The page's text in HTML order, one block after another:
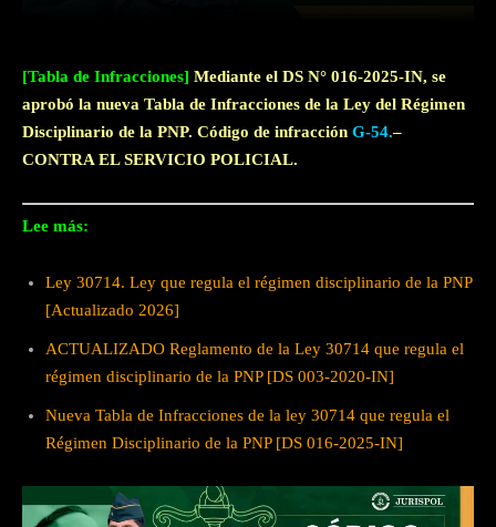
[Tabla de Infracciones] Mediante el DS N° 016-2025-IN, se
aprobó la nueva Tabla de Infracciones de la Ley del Régimen
Disciplinario de la PNP. Código de infracción G-54.–
CONTRA EL SERVICIO POLICIAL.
Lee más:
Ley 30714. Ley que regula el régimen disciplinario de la PNP
[Actualizado 2026]
ACTUALIZADO Reglamento de la Ley 30714 que regula el
régimen disciplinario de la PNP [DS 003-2020-IN]
Nueva Tabla de Infracciones de la ley 30714 que regula el
Régimen Disciplinario de la PNP [DS 016-2025-IN]